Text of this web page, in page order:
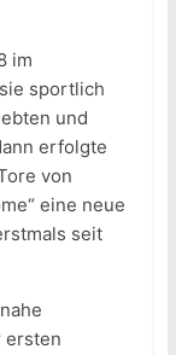
im
sportlich
und
erfolgte
von
eine neue
seit
ersten